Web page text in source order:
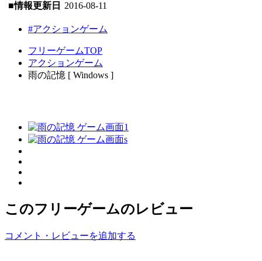
■情報更新日 2016-08-11
#アクションゲーム
フリーゲームTOP
アクションゲーム
雨の記憶 [ Windows ]
このフリーゲームのレビュー
コメント・レビューを追加する